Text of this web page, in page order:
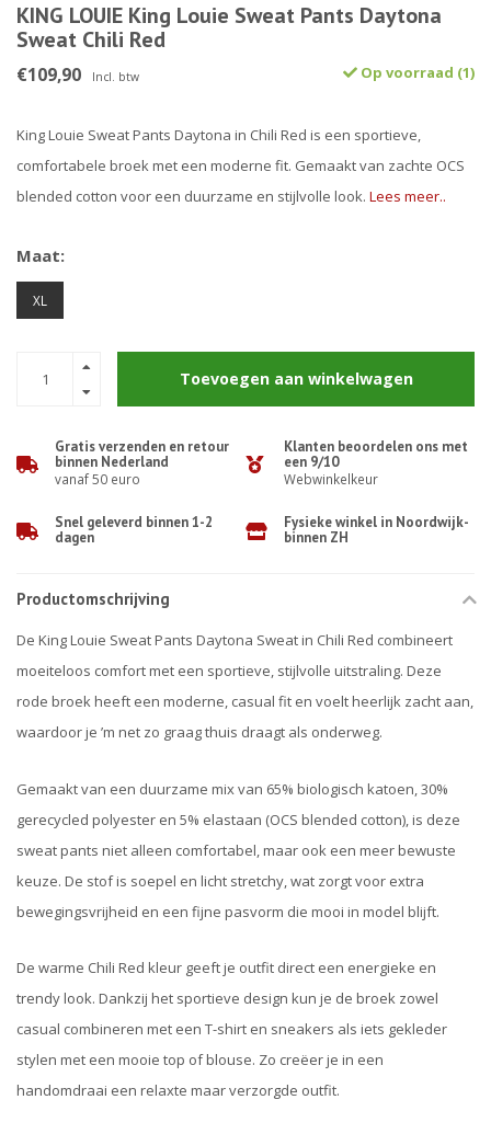
KING LOUIE King Louie Sweat Pants Daytona
Sweat Chili Red
€109,90 Incl. btw Op voorraad (1)
King Louie Sweat Pants Daytona in Chili Red is een sportieve,
comfortabele broek met een moderne fit. Gemaakt van zachte OCS
blended cotton voor een duurzame en stijlvolle look. Lees meer..
Maat:
XL
Toevoegen aan winkelwagen
Gratis verzenden en retour
binnen Nederland
vanaf 50 euro
Klanten beoordelen ons met
een 9/10
Webwinkelkeur
Snel geleverd binnen 1-2
dagen
Fysieke winkel in Noordwijk-
binnen ZH
Productomschrijving
De King Louie Sweat Pants Daytona Sweat in Chili Red combineert
moeiteloos comfort met een sportieve, stijlvolle uitstraling. Deze
rode broek heeft een moderne, casual fit en voelt heerlijk zacht aan,
waardoor je ’m net zo graag thuis draagt als onderweg.
Gemaakt van een duurzame mix van 65% biologisch katoen, 30%
gerecycled polyester en 5% elastaan (OCS blended cotton), is deze
sweat pants niet alleen comfortabel, maar ook een meer bewuste
keuze. De stof is soepel en licht stretchy, wat zorgt voor extra
bewegingsvrijheid en een fijne pasvorm die mooi in model blijft.
De warme Chili Red kleur geeft je outfit direct een energieke en
trendy look. Dankzij het sportieve design kun je de broek zowel
casual combineren met een T-shirt en sneakers als iets gekleder
stylen met een mooie top of blouse. Zo creëer je in een
handomdraai een relaxte maar verzorgde outfit.